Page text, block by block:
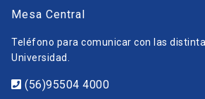
Mesa Central
Teléfono para comunicar con las
Universidad.
(56)95504 4000